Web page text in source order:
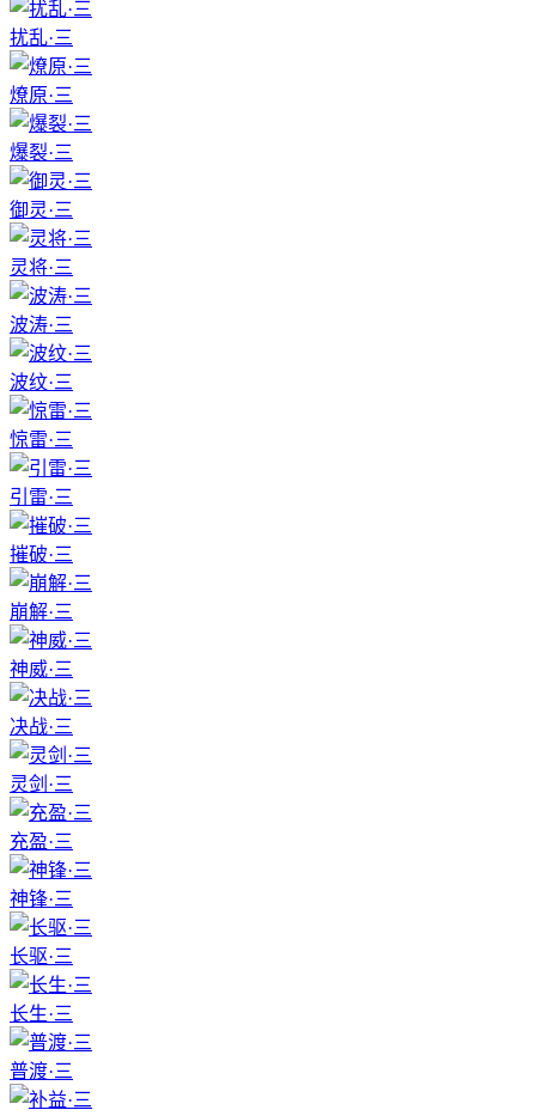
扰乱·三
燎原·三
爆裂·三
御灵·三
灵将·三
波涛·三
波纹·三
惊雷·三
引雷·三
摧破·三
崩解·三
神威·三
决战·三
灵剑·三
充盈·三
神锋·三
长驱·三
长生·三
普渡·三